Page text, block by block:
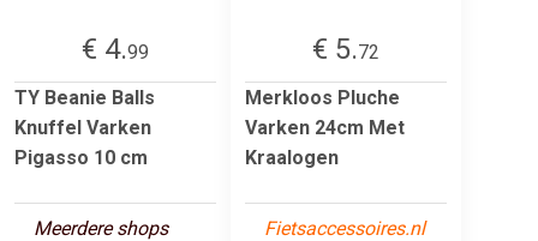
€ 4.99
TY Beanie Balls
Knuffel Varken
Pigasso 10 cm
Meerdere shops
€ 5.72
Merkloos Pluche
Varken 24cm Met
Kraalogen
Fietsaccessoires.nl